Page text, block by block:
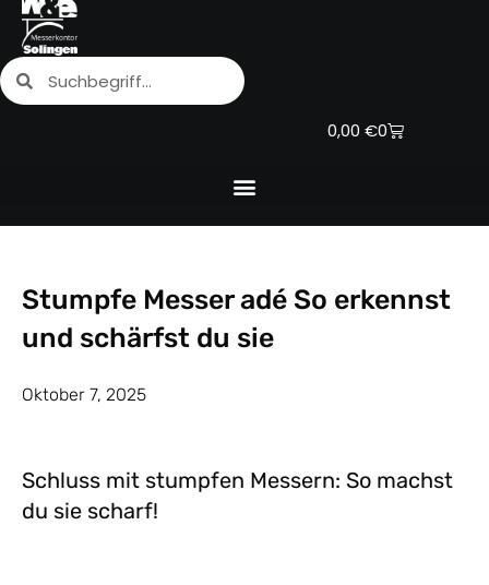
Zum
Inhalt
springen
SucheSuche
0,00 €0
Warenkorb
Stumpfe Messer adé So erkennst
und schärfst du sie
Oktober 7, 2025
Schluss mit stumpfen Messern: So machst
du sie scharf!